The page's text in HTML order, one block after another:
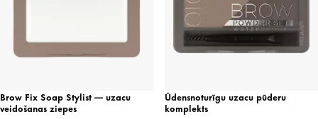
Brow Fix Soap Stylist — uzacu
veidošanas ziepes
Ūdensnoturīgu uzacu pūderu
komplekts